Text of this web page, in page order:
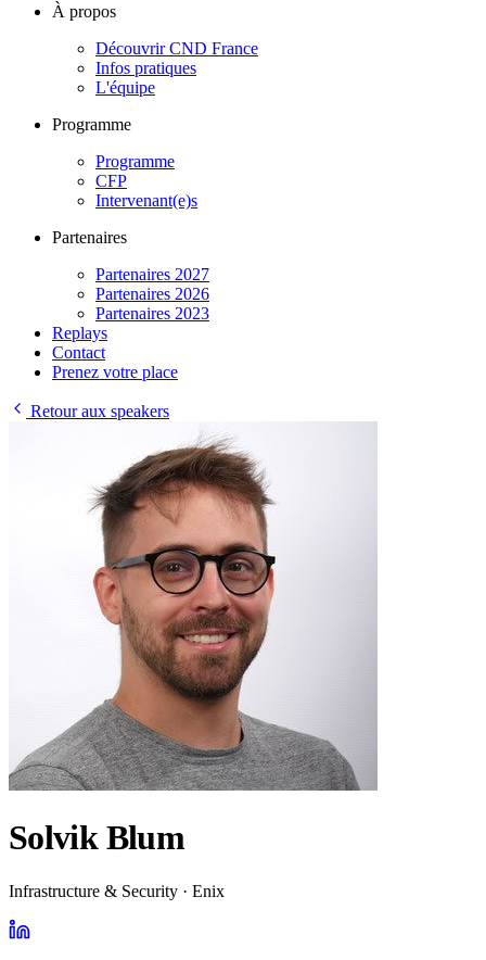
À propos
Découvrir CND France
Infos pratiques
L'équipe
Programme
Programme
CFP
Intervenant(e)s
Partenaires
Partenaires 2027
Partenaires 2026
Partenaires 2023
Replays
Contact
Prenez votre place
Retour aux speakers
Solvik Blum
Infrastructure & Security · Enix